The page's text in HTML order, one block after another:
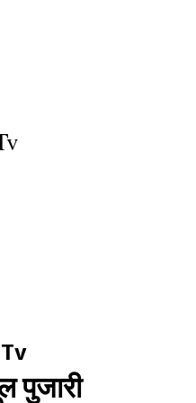
पुजारी